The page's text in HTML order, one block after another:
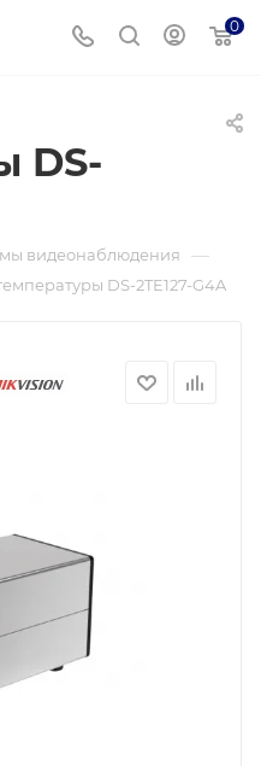
0
DS-
видеонаблюдения —
DS-2TE127-G4A